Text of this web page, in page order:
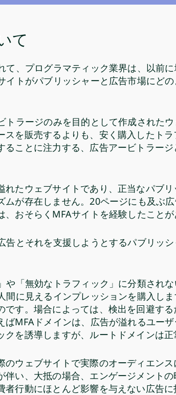
て
て、プログラマティック業界は、以前
イトがパブリッシャーと広告市場にど
トラージのみを目的として作成された
スを販売するよりも、安く購入したト
ることに注力する、広告アービトラー
れたウェブサイトであり、正当なパブ
ムが存在しません。20ページにも及ぶ
、おそらくMFAサイトを経験したこと
告とそれを支援しようとするパブリッ
や「無効なトラフィック」に分類され
間に見えるインプレッションを購入し
です。場合によっては、検出を回避す
MFAドメインは、広告が溢れるユー
を誘導しますが、ルートドメインは正
のウェブサイトで実際のオーディエン
い、大抵の場合、エンゲージメントの
者行動にほとんど影響を与えない広告